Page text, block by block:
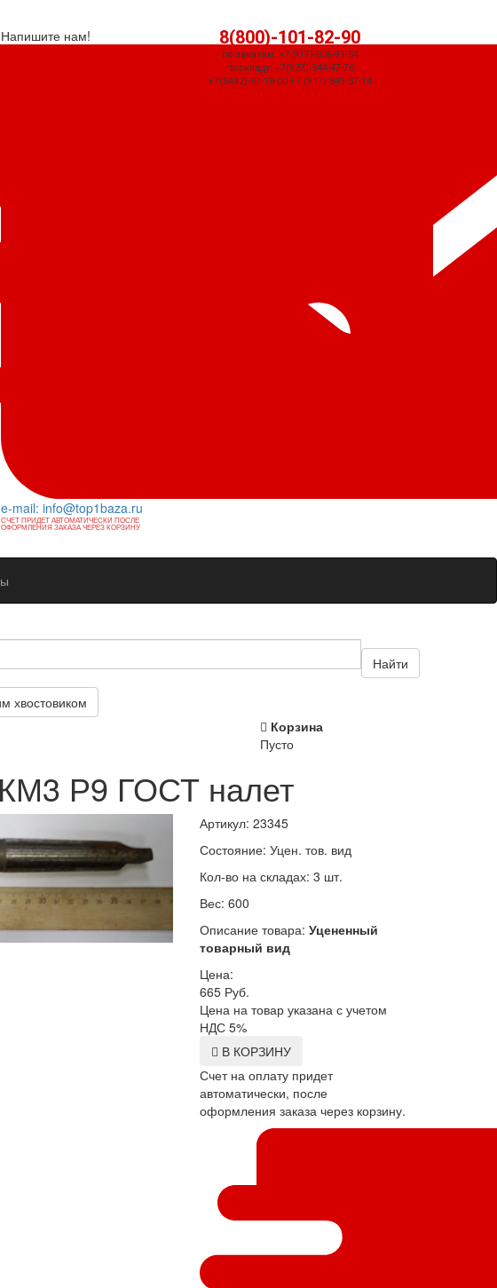
Напишите нам!
e-mail: info@top1baza.ru
СЧЕТ ПРИДЕТ АВТОМАТИЧЕСКИ ПОСЛЕ
ОФОРМЛЕНИЯ ЗАКАЗА ЧЕРЕЗ КОРЗИНУ
8(800)-101-82-90
по заказам: +7(917)-836-91-54
по складу: +7(937)-544-47-76
+7(8442)-57-18-00 +7 (917) 849-37-14
Найти
хвостовиком
Корзина
Пусто
Р9 ГОСТ налет
Артикул: 23345
Состояние: Уцен. тов. вид
Кол-во на складах: 3 шт.
Вес: 600
Описание товара: Уцененный
товарный вид
Цена:
665 Руб.
Цена на товар указана с учетом
НДС 5%
В КОРЗИНУ
Счет на оплату придет
автоматически, после
оформления заказа через корзину.